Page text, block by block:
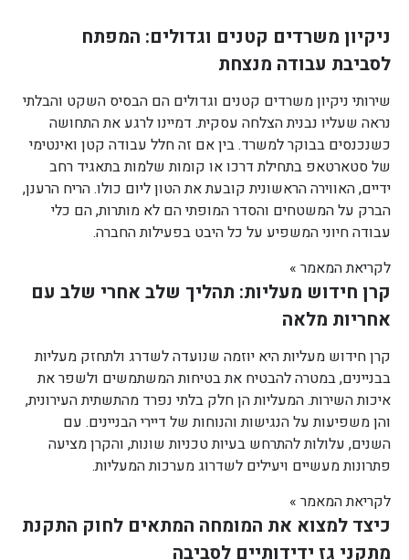
ניקיון משרדים קטנים וגדולים: המפתח
לסביבת עבודה מנצחת
שירותי ניקיון משרדים קטנים וגדולים הם הבסיס השקט והבלתי
נראה שעליו נבנית הצלחה עסקית. דמיינו לרגע את התחושה
כשנכנסים בבוקר למשרד. בין אם זה חלל עבודה קטן ואינטימי
של סטארטאפ בתחילת דרכו או קומות שלמות בתאגיד רחב
ידיים, האווירה הראשונית קובעת את הטון ליום כולו. הריח הרענן,
הברק על המשטחים והסדר המופתי הם לא מותרות, הם כלי
עבודה חיוני המשפיע על כל היבט בפעילות החברה.
לקריאת המאמר »
קרן חידוש מעליות: תהליך שלב אחרי שלב עם
אחריות מלאה
קרן חידוש מעליות היא יוזמה שנועדה לשדרג ולתחזק מעליות
בבניינים, במטרה להבטיח את בטיחות המשתמשים ולשפר את
איכות השירות. המעליות הן חלק בלתי נפרד מהתשתית העירונית,
והן משפיעות על הנגישות והנוחות של דיירי הבניינים. עם
השנים, עלולות להתרחש בעיות טכניות שונות, והקרן מציעה
פתרונות מעשיים ויעילים לשדרוג מערכות המעליות.
לקריאת המאמר »
כיצד למצוא את המומחה המתאים לחוק התקנת
מתקני גז ידידותיים לסביבה